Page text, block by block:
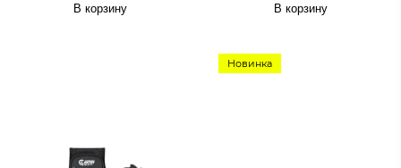
В корзину В корзину
Новинка